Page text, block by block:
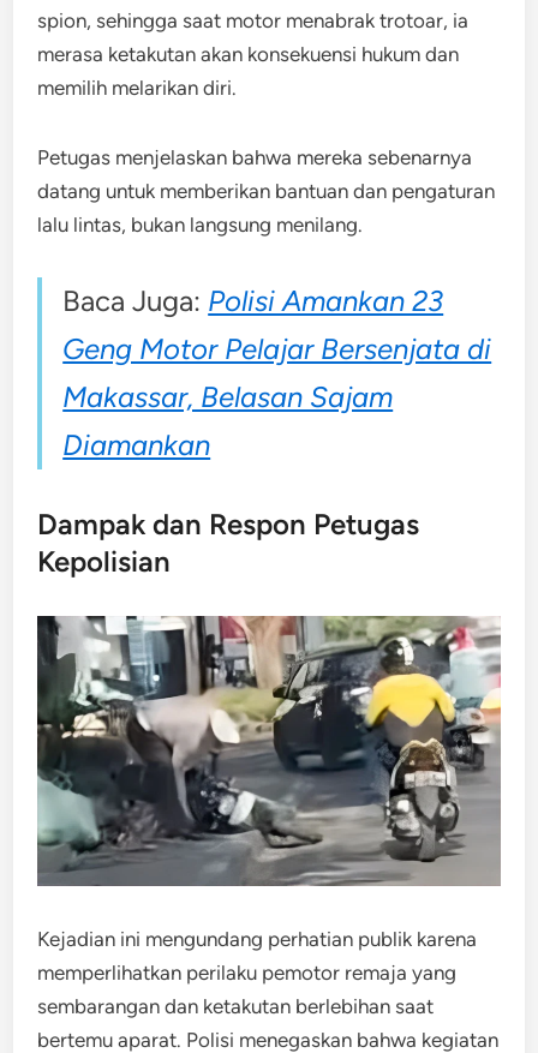
spion, sehingga saat motor menabrak trotoar, ia
merasa ketakutan akan konsekuensi hukum dan
memilih melarikan diri.
Petugas menjelaskan bahwa mereka sebenarnya
datang untuk memberikan bantuan dan pengaturan
lalu lintas, bukan langsung menilang.
Baca Juga: Polisi Amankan 23
Geng Motor Pelajar Bersenjata di
Makassar, Belasan Sajam
Diamankan
Dampak dan Respon Petugas
Kepolisian
Kejadian ini mengundang perhatian publik karena
memperlihatkan perilaku pemotor remaja yang
sembarangan dan ketakutan berlebihan saat
bertemu aparat. Polisi menegaskan bahwa kegiatan